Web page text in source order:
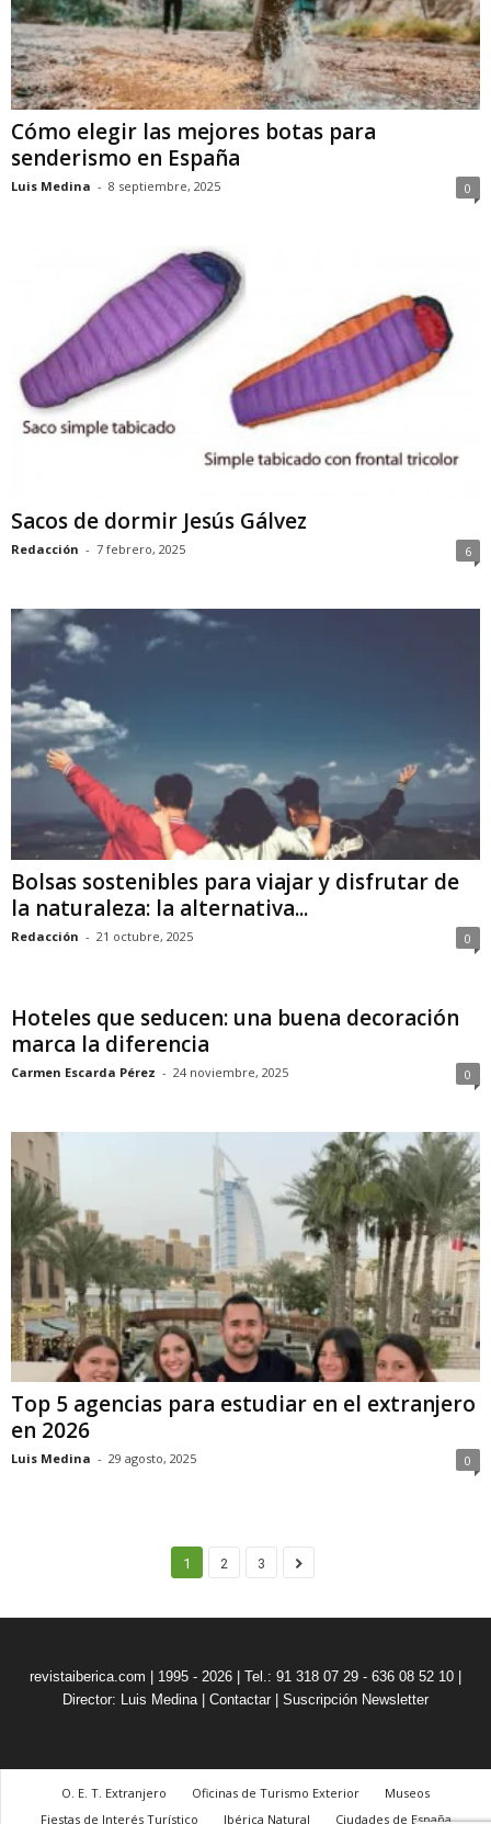
Cómo elegir las mejores botas para
senderismo en España
Luis Medina - 8 septiembre, 2025 0
Sacos de dormir Jesús Gálvez
Redacción - 7 febrero, 2025 6
Bolsas sostenibles para viajar y disfrutar de
la naturaleza: la alternativa...
Redacción - 21 octubre, 2025 0
Hoteles que seducen: una buena decoración
marca la diferencia
Carmen Escarda Pérez - 24 noviembre, 2025 0
Top 5 agencias para estudiar en el extranjero
en 2026
Luis Medina - 29 agosto, 2025 0
1 2 3
revistaiberica.com | 1995 - 2026 | Tel.: 91 318 07 29 - 636 08 52 10 |
Director: Luis Medina
Contactar Suscripción Newsletter
O. E. T. Extranjero Oficinas de Turismo Exterior
Museos
Fiestas de Interés Turístico
Ibérica Natural Ciudades de España